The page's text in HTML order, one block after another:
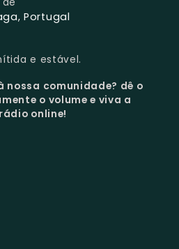
Portugal
e estável.
nossa comunidade? dê o
o volume e viva a
online!